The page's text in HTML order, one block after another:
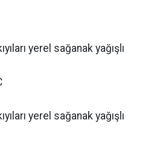
yerel sağanak yağışlı
yerel sağanak yağışlı